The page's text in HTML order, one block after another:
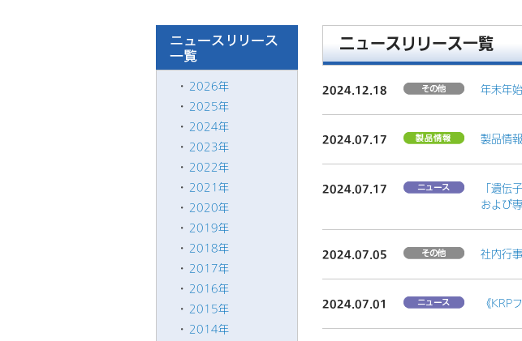
2026年
2025年
2024年
2023年
2022年
2021年
2020年
2019年
2018年
2017年
2016年
2015年
2014年
ニュースリリース一覧
2024.12.18 年末年
2024.07.17 製品情
2024.07.17
「遺
および
2024.07.05 社内行
2024.07.01 《KRP